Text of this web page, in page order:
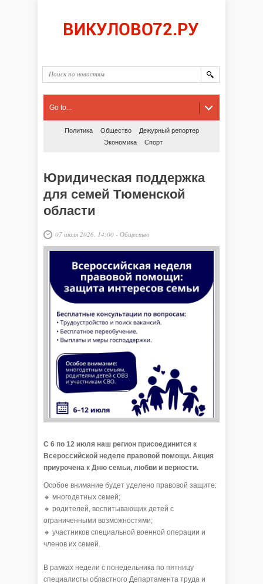
Go to...
Политика Общество
Дежурный репортер
Экономика
Спорт
Юридическая поддержка
для семей Тюменской
области
07 июля 2026, 14:00 - Общество
С 6 по 12 июля наш регион присоединится к
Всероссийской неделе правовой помощи. Акция
приурочена к Дню семьи, любви и верности.
Особое внимание будет уделено правовой защите:
🔸 многодетных семей;
🔸 родителей, воспитывающих детей с
ограниченными возможностями;
🔸 участников специальной военной операции и
членов их семей.
В рамках недели с понедельника по пятницу
специалисты областного Департамента труда и